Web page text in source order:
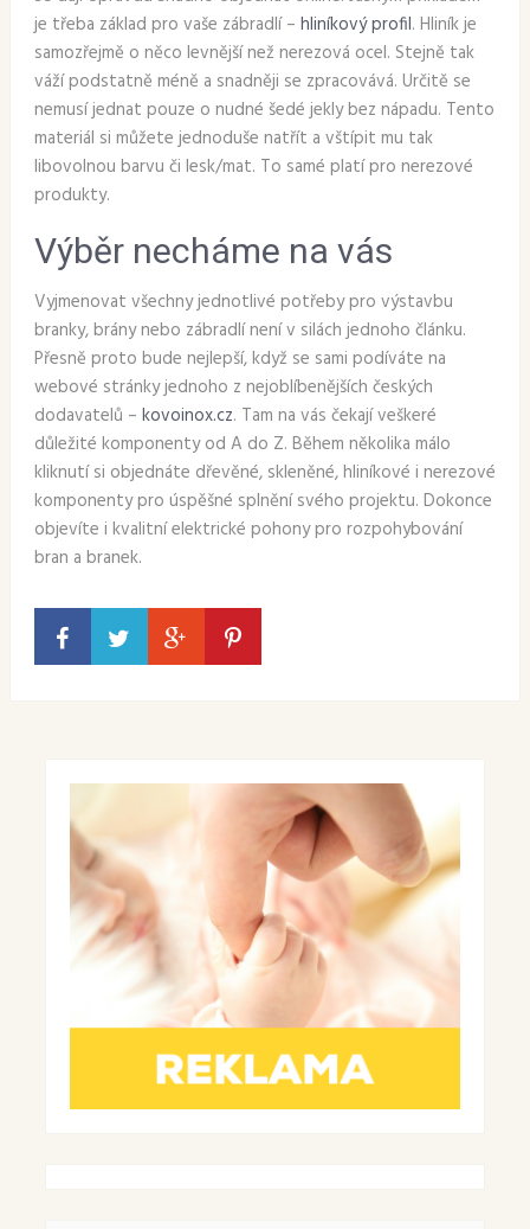
je třeba základ pro vaše zábradlí – hliníkový profil. Hliník je
samozřejmě o něco levnější než nerezová ocel. Stejně tak
váží podstatně méně a snadněji se zpracovává. Určitě se
nemusí jednat pouze o nudné šedé jekly bez nápadu. Tento
materiál si můžete jednoduše natřít a vštípit mu tak
libovolnou barvu či lesk/mat. To samé platí pro nerezové
produkty.
Výběr necháme na vás
Vyjmenovat všechny jednotlivé potřeby pro výstavbu
branky, brány nebo zábradlí není v silách jednoho článku.
Přesně proto bude nejlepší, když se sami podíváte na
webové stránky jednoho z nejoblíbenějších českých
dodavatelů – kovoinox.cz. Tam na vás čekají veškeré
důležité komponenty od A do Z. Během několika málo
kliknutí si objednáte dřevěné, skleněné, hliníkové i nerezové
komponenty pro úspěšné splnění svého projektu. Dokonce
objevíte i kvalitní elektrické pohony pro rozpohybování
bran a branek.